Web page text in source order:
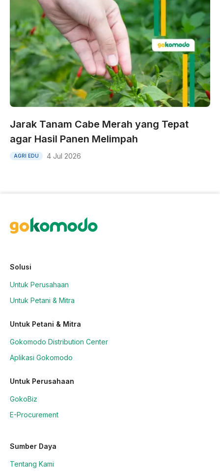
Jarak Tanam Cabe Merah yang Tepat
agar Hasil Panen Melimpah
AGRI EDU 4 Jul 2026
Solusi
Untuk Perusahaan
Untuk Petani & Mitra
Untuk Petani & Mitra
Gokomodo Distribution Center
Aplikasi Gokomodo
Untuk Perusahaan
GokoBiz
E-Procurement
Sumber Daya
Tentang Kami